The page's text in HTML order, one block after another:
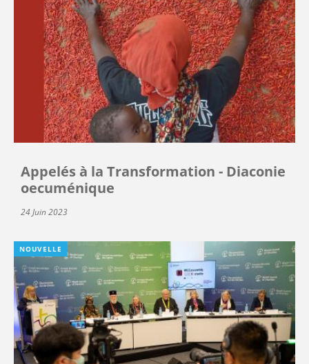
Appelés à la Transformation - Diaconie
oecuménique
24 Juin 2023
NOUVELLE